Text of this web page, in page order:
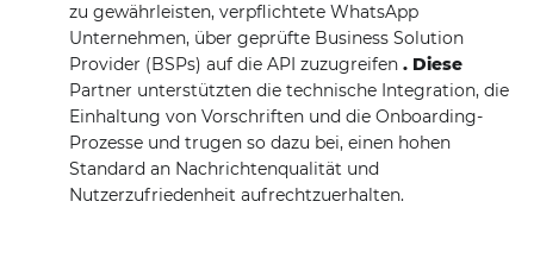
zu gewährleisten, verpflichtete WhatsApp
Unternehmen, über geprüfte Business Solution
Provider (BSPs) auf die API zuzugreifen. Diese
Partner unterstützten die technische Integration, die
Einhaltung von Vorschriften und die Onboarding-
Prozesse und trugen so dazu bei, einen hohen
Standard an Nachrichtenqualität und
Nutzerzufriedenheit aufrechtzuerhalten.